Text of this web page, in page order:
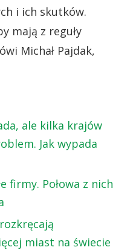
i ich skutków.
mają z reguły
Michał Pajdak,
ale kilka krajów
Jak wypada
firmy. Połowa z nich
miast na świecie